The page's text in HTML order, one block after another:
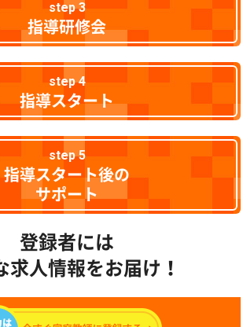
step 3
指導研修会
step 4
指導スタート
step 5
指導スタート後の
サポート
登録者には
求人情報をお届け！